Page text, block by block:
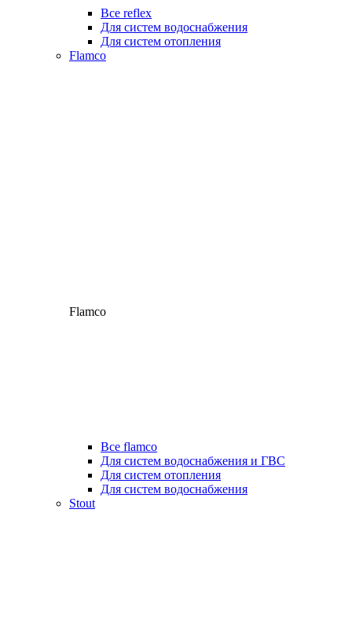
Все reflex
Для систем водоснабжения
Для систем отопления
Flamco
Flamco
Все flamco
Для систем водоснабжения и ГВС
Для систем отопления
Для систем водоснабжения
Stout